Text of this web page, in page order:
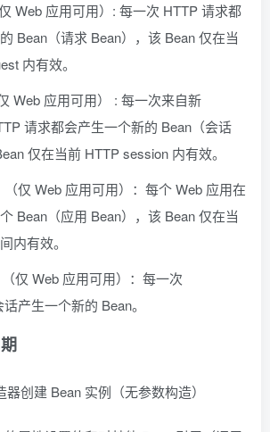
Web 应用可用）: 每一次 HTTP 请求都
Bean（请求 Bean），该 Bean 仅在当
内有效。
Web 应用可用） : 每一次来自新
请求都会产生一个新的 Bean（会话
仅在当前 HTTP session 内有效。
（仅 Web 应用可用）：每个 Web 应用在
Bean（应用 Bean），该 Bean 仅在当
内有效。
（仅 Web 应用可用）：每一次
产生一个新的 Bean。
器创建 Bean 实例（无参数构造）